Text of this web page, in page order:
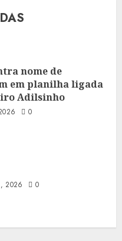
nome de
em planilha ligada
Adilsinho
0
2026
0